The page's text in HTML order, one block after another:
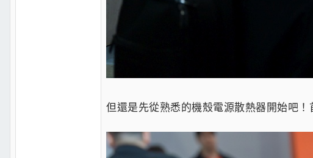
但還是先從熟悉的機殼電源散熱器開始吧